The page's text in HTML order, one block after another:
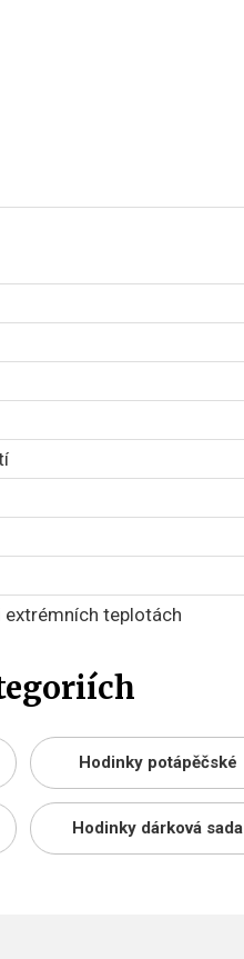
extrémních teplotách
Hodinky potápěčské
Hodinky dárková sada